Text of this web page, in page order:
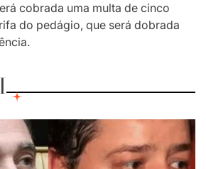
cobrada uma multa de cinco
do pedágio, que será dobrada